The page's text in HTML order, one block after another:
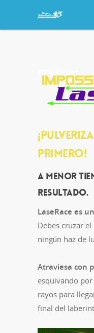
PRIMERO!
A menor
resultado.
LaseRace es
Debes cruzar
ningún haz de
Atraviesa con
esquivando
rayos para
final del